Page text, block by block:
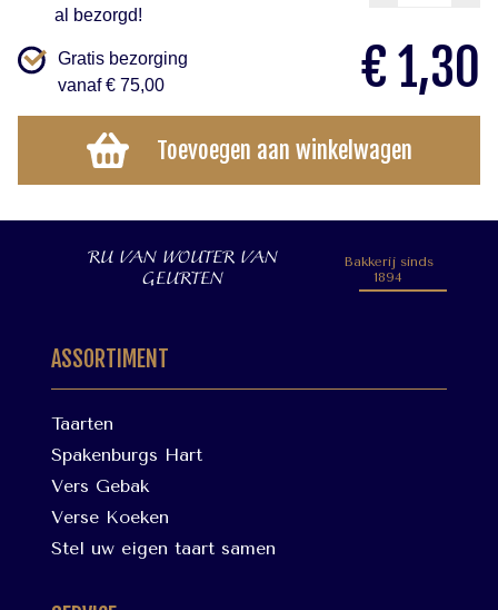
al bezorgd!
Gratis bezorging
vanaf € 75,00
€1,30
Toevoegen aan winkelwagen
RU VAN WOUTER VAN
GEURTEN
Bakkerij sinds
1894
ASSORTIMENT
Taarten
Spakenburgs Hart
Vers Gebak
Verse Koeken
Stel uw eigen taart samen